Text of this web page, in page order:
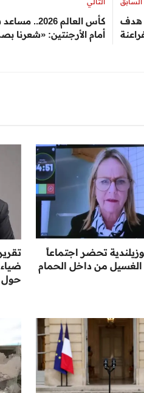
هدف
كأس العالم
أمام الأرجنتين: «شعرنا
تحضر اجتماعاً
من داخل الحمام
حول